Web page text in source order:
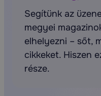
Segítünk az
megyei
elhelyezni – sőt,
cikkeket. Hiszen
része.